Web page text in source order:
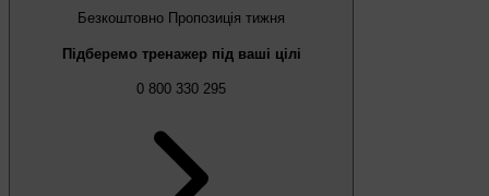
Безкоштовно Пропозиція тижня
Підберемо тренажер під ваші цілі
0 800 330 295